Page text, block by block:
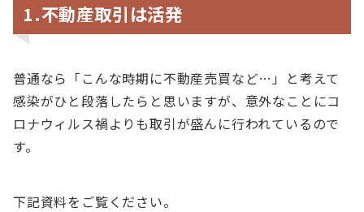
1.不動産取引は活発
普通なら「こんな時期に不動産売買など…」と考えて
感染がひと段落したらと思いますが、意外なことにコ
ロナウィルス禍よりも取引が盛んに行われているので
す。
下記資料をご覧ください。